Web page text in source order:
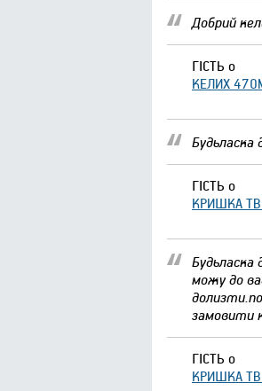
Добрий
ГІСТЬ о
КЕЛИХ
ГІСТЬ о
КРИШКА
можу до
замовити
ГІСТЬ о
КРИШКА